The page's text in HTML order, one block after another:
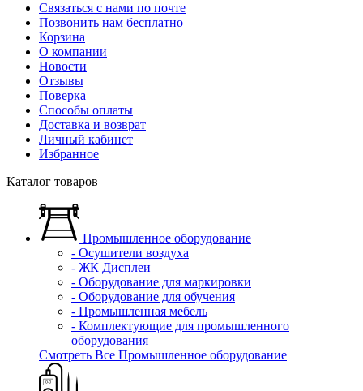
Связаться с нами по почте
Позвонить нам бесплатно
Корзина
О компании
Новости
Отзывы
Поверка
Способы оплаты
Доставка и возврат
Личный кабинет
Избранное
Каталог товаров
Промышленное оборудование
- Осушители воздуха
- ЖК Дисплеи
- Оборудование для маркировки
- Оборудование для обучения
- Промышленная мебель
- Комплектующие для промышленного
оборудования
Смотреть Все Промышленное оборудование